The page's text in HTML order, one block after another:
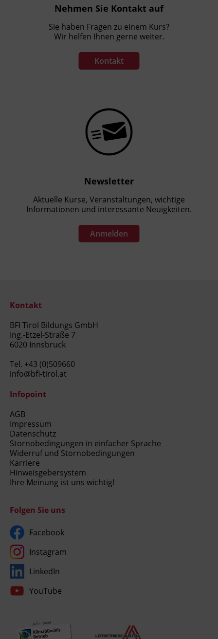
Nehmen Sie Kontakt auf
Sie haben Fragen zu einem Kurs?
Wir helfen Ihnen gerne weiter.
Kontakt
Newsletter
Aktuelle Kurse, Veranstaltungen, wichtige
Informationen und interessante Neuigkeiten.
Anmelden
Kontakt
BFI Tirol Bildungs GmbH
Ing.-Etzel-Straße 7
6020 Innsbruck
Tel. +43 (0)509660
info@bfi-tirol.at
Infopoint
AGB
Impressum
Datenschutz
Stornobedingungen in einfacher Sprache
Widerruf und Stornobedingungen
Karriere
Hinweisgebersystem
Ihre Meinung ist uns wichtig!
Folgen Sie uns
Facebook
Instagram
LinkedIn
YouTube